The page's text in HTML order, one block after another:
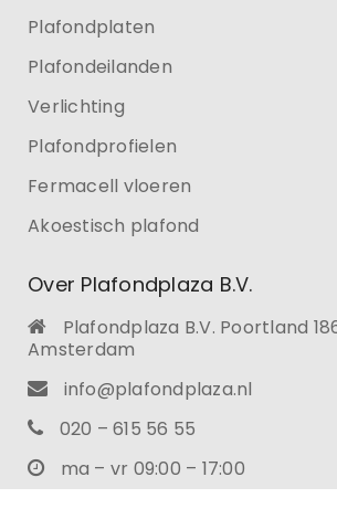
Plafondplaten
Plafondeilanden
Verlichting
Plafondprofielen
Fermacell vloeren
Akoestisch plafond
Over Plafondplaza B.V.
Plafondplaza B.V. Poortland
Amsterdam
info@plafondplaza.nl
020 – 615 56 55
ma – vr 09:00 – 17:00